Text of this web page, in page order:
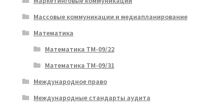
Массовые коммуникации и медиапланирование
Математика
Математика ТМ-09/22
Математика ТМ-09/31
Международное право
Международные стандарты аудита